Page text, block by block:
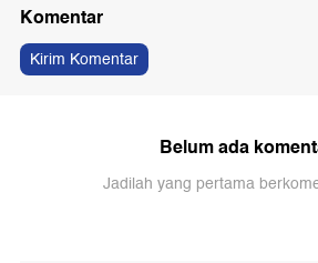
Komentar
Kirim Komentar
Belum ada
Jadilah yang pertama